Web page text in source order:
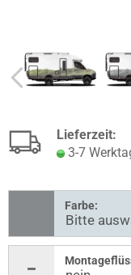
Lieferzeit:
3-7
Farbe: